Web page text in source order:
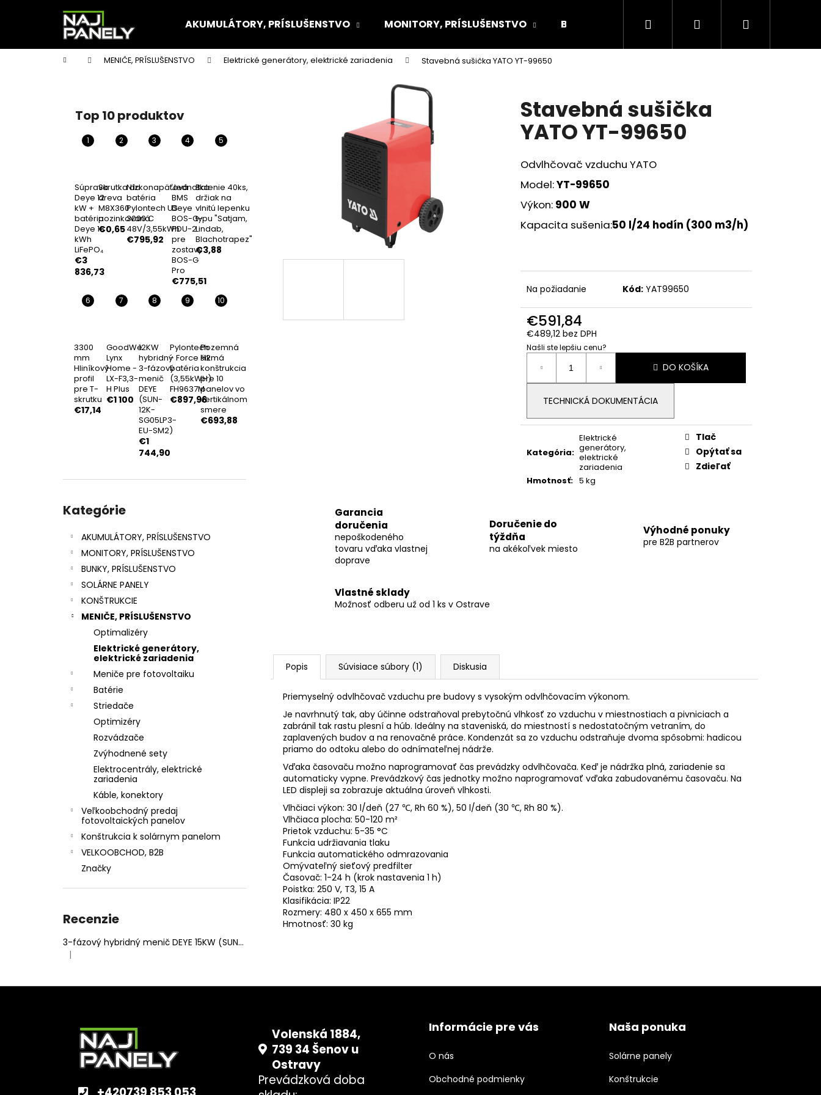
AKUMULÁTORY, PRÍSLUŠENSTVO MONITORY, PRÍSLUŠENSTVO BUNKY, PRÍSLUŠENSTVO SOLÁRNE PANELY
Hľadať PrihlásenieNákupný
Domov MENIČE, PRÍSLUŠENSTVO Elektrické generátory, elektrické zariadenia Stavebná sušička YATO YT-99650
Top 10 produktov
Súprava
Deye 12
kW +
batéria
Deye 16
kWh
LiFePO₄
€3
836,73
Skrutka do
dreva
M8X360
pozinkovaná
€0,65
Nízkonapäťová
batéria
Pylontech US
3000 C
48V/3,55kWh
€795,92
Jednotka
BMS
Deye
BOS-G-
PDU-2
pre
zostavy
BOS-G
Pro
€775,51
Balenie 40ks,
držiak na
vlnitú lepenku
typu "Satjam,
Lindab,
Blachotrapez"
€3,88
3300
mm
Hliníkový
profil
pre T-
skrutku
€17,14
GoodWe
Lynx
Home -
LX-F3,3-
H Plus
€1 100
12KW
hybridný
3-fázový
menič
DEYE
(SUN-
12K-
SG05LP3-
EU-SM2)
€1
744,90
Pylontech
- Force H2
batéria
(3,55kWH)
FH9637M
€897,96
Pozemná
šikmá
konštrukcia
pre 10
panelov vo
vertikálnom
smere
€693,88
kategórie
Kategórie
AKUMULÁTORY, PRÍSLUŠENSTVO
MONITORY, PRÍSLUŠENSTVO
BUNKY, PRÍSLUŠENSTVO
SOLÁRNE PANELY
KONŠTRUKCIE
MENIČE, PRÍSLUŠENSTVO
Optimalizéry
Elektrické generátory,
elektrické zariadenia
Meniče pre fotovoltaiku
Batérie
Striedače
Optimizéry
Rozvádzače
Zvýhodnené sety
Elektrocentrály, elektrické
zariadenia
Káble, konektory
Veľkoobchodný predaj
fotovoltaických panelov
Konštrukcia k solárnym panelom
VELKOOBCHOD, B2B
Značky
Recenzie
3-fázový hybridný menič DEYE 15KW (SUN-15K-SG05LP3-EU-SM2)
Hodnotenie produktu je 5 z 5 hviezdičiek.
|
Stavebná sušička
YATO YT-99650
Odvlhčovač vzduchu YATO
Model:YT-99650
Výkon: 900 W
Kapacita sušenia:50 l/24 hodín (300 m3/h)
Na požiadanie Kód: YAT99650
€591,84
€489,12 bez DPH
Našli ste lepšiu cenu?
Jednotková
cena:
DO KOŠÍKA
TECHNICKÁ DOKUMENTÁCIA
Kategória:
Elektrické
generátory,
elektrické
zariadenia
Hmotnosť: 5 kg
Tlač
Opýtať sa
Zdieľať
Garancia
doručenia
nepoškodeného
tovaru vďaka vlastnej
doprave
Doručenie do
týždňa
na akékoľvek miesto
Výhodné ponuky
pre B2B partnerov
Vlastné sklady
Možnosť odberu už od 1 ks v Ostrave
Popis Súvisiace súbory (1) Diskusia
Priemyselný odvlhčovač vzduchu pre budovy s vysokým odvlhčovacím výkonom.
Je navrhnutý tak, aby účinne odstraňoval prebytočnú vlhkosť zo vzduchu v miestnostiach a pivniciach a
zabránil tak rastu plesní a húb. Ideálny na staveniská, do miestností s nedostatočným vetraním, do
zaplavených budov a na renovačné práce. Kondenzát sa zo vzduchu odstraňuje dvoma spôsobmi: hadicou
priamo do odtoku alebo do odnímateľnej nádrže.
Vďaka časovaču možno naprogramovať čas prevádzky odvlhčovača. Keď je nádržka plná, zariadenie sa
automaticky vypne. Prevádzkový čas jednotky možno naprogramovať vďaka zabudovanému časovaču. Na
LED displeji sa zobrazuje aktuálna úroveň vlhkosti.
Vlhčiaci výkon: 30 l/deň (27 ℃, Rh 60 %), 50 l/deň (30 ℃, Rh 80 %).
Vlhčiaca plocha: 50-120 m²
Prietok vzduchu: 5-35 °C
Funkcia udržiavania tlaku
Funkcia automatického odmrazovania
Omývateľný sieťový predfilter
Časovač: 1-24 h (krok nastavenia 1 h)
Poistka: 250 V, T3, 15 A
Klasifikácia: IP22
Rozmery: 480 x 450 x 655 mm
Hmotnosť: 30 kg
í
Späť
do
Späť
do
Čo potrebujete nájsť?
Odporúčame
SÚPRAVA DEYE 12 KW + BATÉRIA DEYE 16
€3 836,73
US 3000 C 48V/3,55KWH
Volenská 1884,
739 34 Šenov u
Ostravy
Prevádzková doba
Informácie pre vás
O nás
Obchodné podmienky
Naša ponuka
Solárne panely
Konštrukcie